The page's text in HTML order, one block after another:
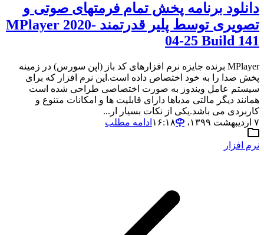
دانلود برنامه پخش تمام فرمتهای صوتی و
تصویری توسط پلیر قدرتمند MPlayer 2020-
04-25 Build 141
MPlayer برنده جایزه نرم افزارهای کد باز (اپن سورس) در زمینه
پخش صدا را به خود اختصاص داده است.این نرم افزار که برای
سیستم عامل ویندوز به صورت اختصاصی طراحی شده است
همانند دیگر مالتی مدیاها دارای قابلیت ها و امکانات متنوع و
کاربردی می باشد.یکی از نکات بسیار ار...
۷ اردیبهشت ۱۳۹۹،‏ ۱۶:۱۸
ادامه مطلب
نرم افزار